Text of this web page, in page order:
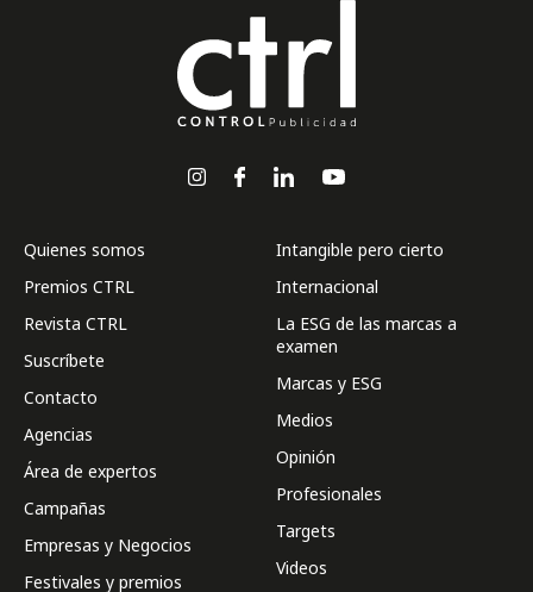
Quienes somos
Premios CTRL
Revista CTRL
Suscríbete
Contacto
Agencias
Área de expertos
Campañas
Empresas y Negocios
Festivales y premios
Intangible pero cierto
Internacional
La ESG de las marcas a
examen
Marcas y ESG
Medios
Opinión
Profesionales
Targets
Videos